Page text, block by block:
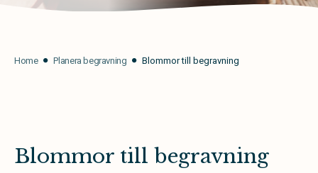
Home Planera begravning Blommor till begravning
Blommor till begravning